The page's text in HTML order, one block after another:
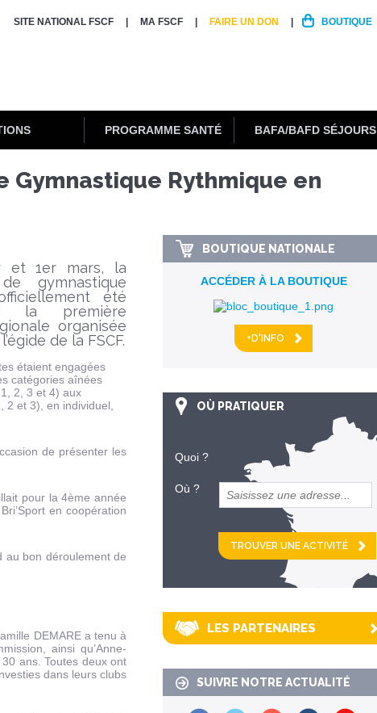
SITE NATIONAL FSCF MA FSCF FAIRE UN DON BOUTIQUE
PROGRAMME SANTÉ BAFA/BAFD SÉJOURS
Gymnastique Rythmique en
et 1er mars, la
gymnastique
été
la première
organisée
de la FSCF.
étaient engagées
catégories aînées
2, 3 et 4) aux
2 et 3), en individuel,
de présenter les
pour la 4ème année
en coopération
au bon déroulement de
DEMARE a tenu à
ainsi qu’Anne-
ans. Toutes deux ont
dans leurs clubs
BOUTIQUE NATIONALE
ACCÉDER À LA BOUTIQUE
+D'INFO
OÙ PRATIQUER
Quoi ?
Où ?
et
km alentour
LES PARTENAIRES
SUIVRE NOTRE ACTUALITÉ